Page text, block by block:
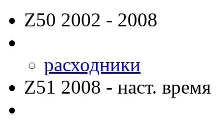
Z50 2002 - 2008
расходники
Z51 2008 - наст. время